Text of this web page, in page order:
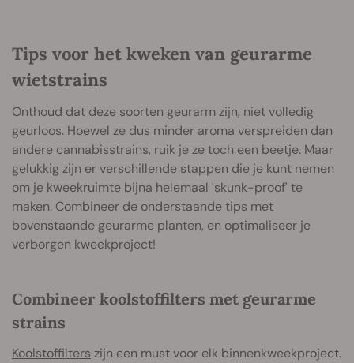
Tips voor het kweken van geurarme
wietstrains
Onthoud dat deze soorten geurarm zijn, niet volledig
geurloos. Hoewel ze dus minder aroma verspreiden dan
andere cannabisstrains, ruik je ze toch een beetje. Maar
gelukkig zijn er verschillende stappen die je kunt nemen
om je kweekruimte bijna helemaal 'skunk-proof' te
maken. Combineer de onderstaande tips met
bovenstaande geurarme planten, en optimaliseer je
verborgen kweekproject!
Combineer koolstoffilters met geurarme
strains
Koolstoffilters zijn een must voor elk binnenkweekproject.